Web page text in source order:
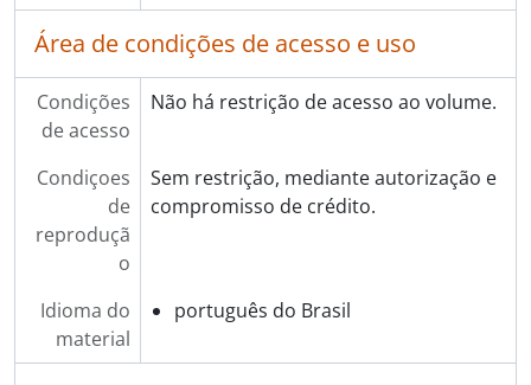
Área de condições de acesso e uso
Condições
de acesso
Não há restrição de acesso ao volume.
Condiçoes
de
reproduçã
o
Sem restrição, mediante autorização e
compromisso de crédito.
Idioma do
material
português do Brasil